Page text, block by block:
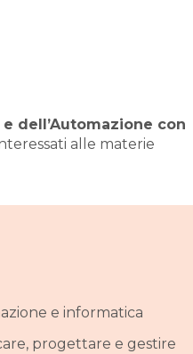
dell’Automazione con
alle materie
e informatica
progettare e gestire